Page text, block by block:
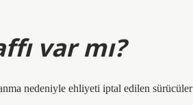
var mı?
nedeniyle ehliyeti iptal edilen sürücüler